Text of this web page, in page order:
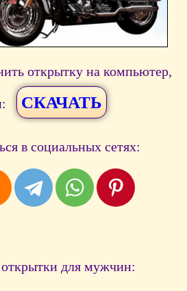
открытку на компьютер,
СКАЧАТЬ
в социальных сетях:
для мужчин: